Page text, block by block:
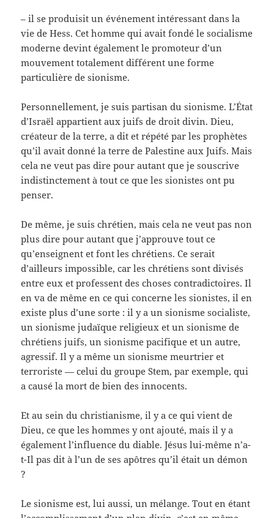
– il se produisit un événement intéressant dans la
vie de Hess. Cet homme qui avait fondé le socialisme
moderne devint également le promoteur d’un
mouvement totalement différent une forme
particulière de sionisme.
Personnellement, je suis partisan du sionisme. L’État
d’Israël appartient aux juifs de droit divin. Dieu,
créateur de la terre, a dit et répété par les prophètes
qu’il avait donné la terre de Palestine aux Juifs. Mais
cela ne veut pas dire pour autant que je souscrive
indistinctement à tout ce que les sionistes ont pu
penser.
De même, je suis chrétien, mais cela ne veut pas non
plus dire pour autant que j’approuve tout ce
qu’enseignent et font les chrétiens. Ce serait
d’ailleurs impossible, car les chrétiens sont divisés
entre eux et professent des choses contradictoires. Il
en va de même en ce qui concerne les sionistes, il en
existe plus d’une sorte : il y a un sionisme socialiste,
un sionisme judaïque religieux et un sionisme de
chrétiens juifs, un sionisme pacifique et un autre,
agressif. Il y a même un sionisme meurtrier et
terroriste — celui du groupe Stem, par exemple, qui
a causé la mort de bien des innocents.
Et au sein du christianisme, il y a ce qui vient de
Dieu, ce que les hommes y ont ajouté, mais il y a
également l’influence du diable. Jésus lui-même n’a-
t-Il pas dit à l’un de ses apôtres qu’il était un démon
?
Le sionisme est, lui aussi, un mélange. Tout en étant